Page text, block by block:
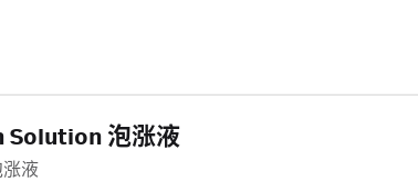
Solution 泡涨液
涨液